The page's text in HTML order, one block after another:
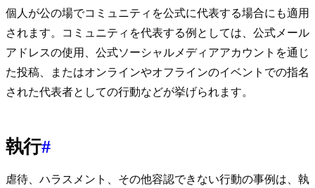
個人が公の場でコミュニティを公式に代表する場合にも適用
されます。コミュニティを代表する例としては、公式メール
アドレスの使用、公式ソーシャルメディアアカウントを通じ
た投稿、またはオンラインやオフラインのイベントでの指名
された代表者としての行動などが挙げられます。
執行#
虐待、ハラスメント、その他容認できない行動の事例は、執